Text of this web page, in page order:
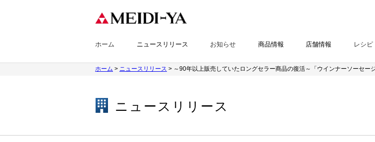
ホーム ニュースリリース お知らせ 商品情報 店舗情報 レシピ
ホーム > ニュースリリース > ～90年以上販売していたロングセラー商品の復活～「ウインナーソーセー
ニュースリリース